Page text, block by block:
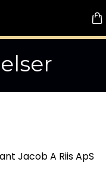
Jacob A Riis ApS